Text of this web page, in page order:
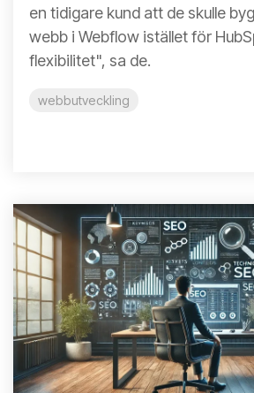
en tidigare kund att de skulle
webb i Webflow istället för
flexibilitet", sa de.
webbutveckling